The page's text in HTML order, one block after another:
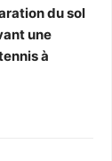
du sol
une
à